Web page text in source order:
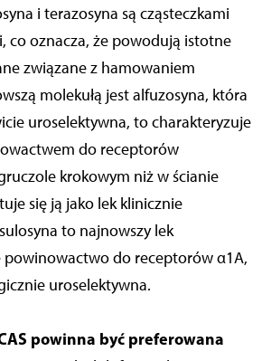
i terazosyna są cząsteczkami
co oznacza, że powodują istotne
związane z hamowaniem
molekułą jest alfuzosyna, która
uroselektywna, to charakteryzuje
do receptorów
krokowym niż w ścianie
się ją jako lek klinicznie
to najnowszy lek
powinowactwo do receptorów α1A,
uroselektywna.
powinna być preferowana